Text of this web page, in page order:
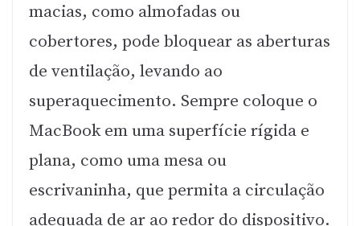
macias, como almofadas ou
cobertores, pode bloquear as aberturas
de ventilação, levando ao
superaquecimento. Sempre coloque o
MacBook em uma superfície rígida e
plana, como uma mesa ou
escrivaninha, que permita a circulação
adequada de ar ao redor do dispositivo.